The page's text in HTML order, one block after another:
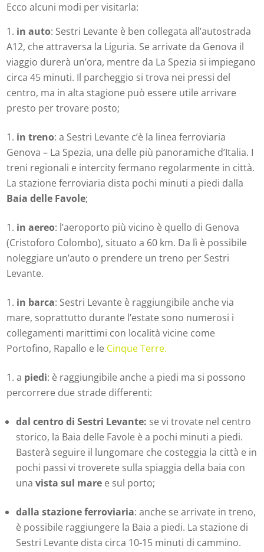
Ecco alcuni modi per visitarla:
in auto: Sestri Levante è ben collegata all’autostrada
A12, che attraversa la Liguria. Se arrivate da Genova il
viaggio durerà un’ora, mentre da La Spezia si impiegano
circa 45 minuti. Il parcheggio si trova nei pressi del
centro, ma in alta stagione può essere utile arrivare
presto per trovare posto;
in treno: a Sestri Levante c’è la linea ferroviaria
Genova – La Spezia, una delle più panoramiche d’Italia. I
treni regionali e intercity fermano regolarmente in città.
La stazione ferroviaria dista pochi minuti a piedi dalla
Baia delle Favole;
in aereo: l’aeroporto più vicino è quello di Genova
(Cristoforo Colombo), situato a 60 km. Da lì è possibile
noleggiare un’auto o prendere un treno per Sestri
Levante.
in barca: Sestri Levante è raggiungibile anche via
mare, soprattutto durante l’estate sono numerosi i
collegamenti marittimi con località vicine come
Portofino, Rapallo e le Cinque Terre.
a piedi: è raggiungibile anche a piedi ma si possono
percorrere due strade differenti:
dal centro di Sestri Levante: se vi trovate nel centro
storico, la Baia delle Favole è a pochi minuti a piedi.
Basterà seguire il lungomare che costeggia la città e in
pochi passi vi troverete sulla spiaggia della baia con
unavista sul mare e sul porto;
dalla stazione ferroviaria: anche se arrivate in treno,
è possibile raggiungere la Baia a piedi. La stazione di
Sestri Levante dista circa 10-15 minuti di cammino.